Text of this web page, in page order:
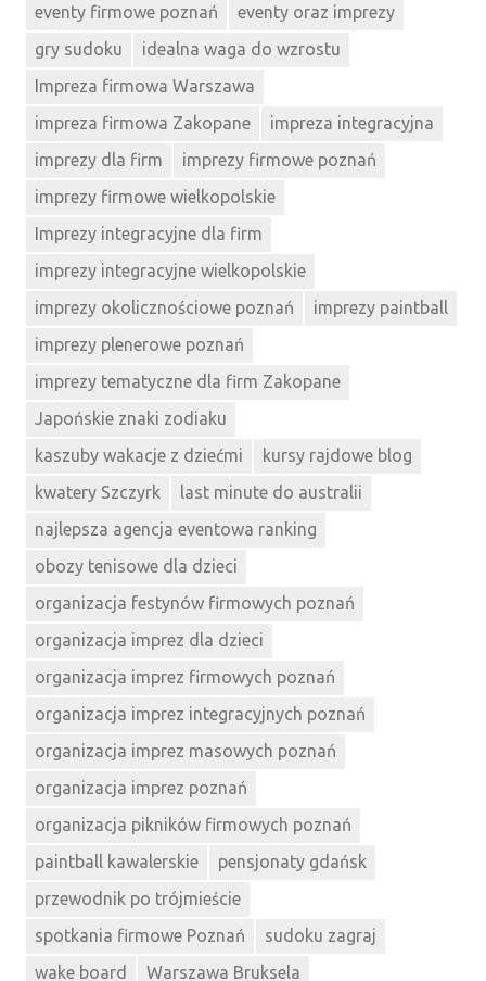
eventy firmowe poznań
eventy oraz imprezy
gry sudoku
idealna waga do wzrostu
Impreza firmowa Warszawa
impreza firmowa Zakopane
impreza integracyjna
imprezy dla firm
imprezy firmowe poznań
imprezy firmowe wielkopolskie
Imprezy integracyjne dla firm
imprezy integracyjne wielkopolskie
imprezy okolicznościowe poznań
imprezy paintball
imprezy plenerowe poznań
imprezy tematyczne dla firm Zakopane
Japońskie znaki zodiaku
kaszuby wakacje z dziećmi
kursy rajdowe blog
kwatery Szczyrk
last minute do australii
najlepsza agencja eventowa ranking
obozy tenisowe dla dzieci
organizacja festynów firmowych poznań
organizacja imprez dla dzieci
organizacja imprez firmowych poznań
organizacja imprez integracyjnych poznań
organizacja imprez masowych poznań
organizacja imprez poznań
organizacja pikników firmowych poznań
paintball kawalerskie
pensjonaty gdańsk
przewodnik po trójmieście
spotkania firmowe Poznań
sudoku zagraj
wake board
Warszawa Bruksela